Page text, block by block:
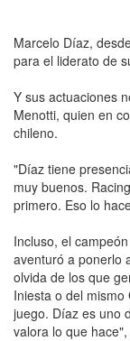
Marcelo Díaz,
para el liderato de
Y sus actuaciones
Menotti, quien en
chileno.
"Díaz tiene
muy buenos.
primero. Eso lo
Incluso, el
aventuró a ponerlo
olvida de los que
Iniesta o del
juego. Díaz es uno
valora lo que